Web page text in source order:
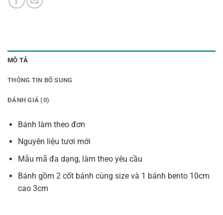
MÔ TẢ
THÔNG TIN BỔ SUNG
ĐÁNH GIÁ (0)
Bánh làm theo đơn
Nguyên liệu tươi mới
Mẫu mã đa dạng, làm theo yêu cầu
Bánh gồm 2 cốt bánh cùng size và 1 bánh bento 10cm
cao 3cm